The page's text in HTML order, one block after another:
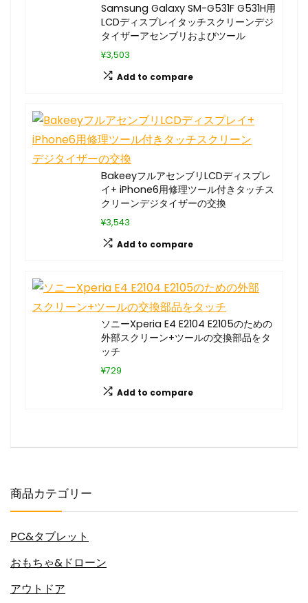
Samsung Galaxy SM-G531F G531H用
LCDディスプレイタッチスクリーンデジ
タイザーアセンブリおよびツール
¥3,503
Add to compare
BakeeyフルアセンブリLCDディスプレ
イ+ iPhone6用修理ツール付きタッチス
クリーンデジタイザーの交換
¥3,543
Add to compare
ソニーXperia E4 E2104 E2105のための
外部スクリーン+ツールの交換部品をタ
ッチ
¥729
Add to compare
商品カテゴリー
PC&タブレット
おもちゃ&ドローン
アウトドア